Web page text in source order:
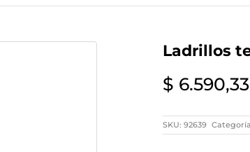
Ladrillos
$ 6.590,33
SKU: 92639